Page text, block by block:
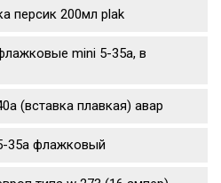
персик 200мл plak
mini 5-35a, в
(вставка плавкая) авар
35a флажковый